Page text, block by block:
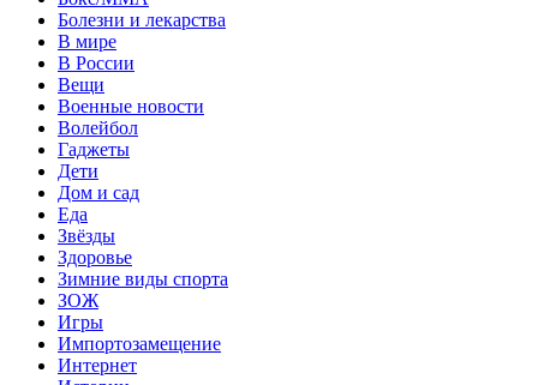
Болезни и лекарства
В мире
В России
Вещи
Военные новости
Волейбол
Гаджеты
Дети
Дом и сад
Еда
Звёзды
Здоровье
Зимние виды спорта
ЗОЖ
Игры
Импортозамещение
Интернет